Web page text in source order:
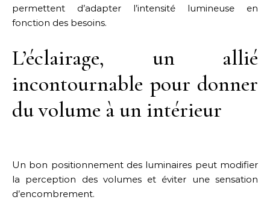
permettent d’adapter l’intensité lumineuse en
fonction des besoins.
L’éclairage, un allié
incontournable pour donner
du volume à un intérieur
Un bon positionnement des luminaires peut modifier
la perception des volumes et éviter une sensation
d’encombrement.